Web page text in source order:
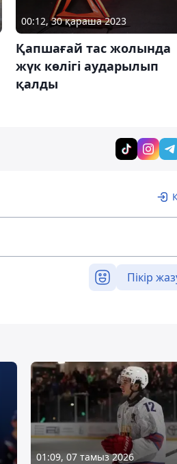
00:12, 30 қараша 2023
Қапшағай тас жолында
жүк көлігі аударылып
қалды
Пікір
01:09, 07 тамыз 2026